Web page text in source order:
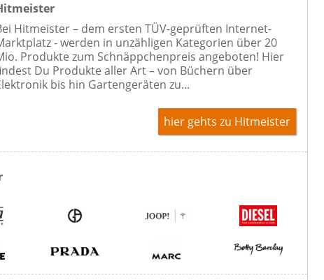
Hitmeister – dem ersten TÜV-geprüften Internet-
- werden in unzähligen Kategorien über 20
Produkte zum Schnäppchenpreis angeboten! Hier
Du Produkte aller Art – von Büchern über
bis hin Gartengeräten zu...
hier gehts zu Hitmeister